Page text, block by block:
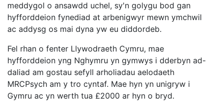
meddygol o ansawdd uchel, sy'n golygu bod gan
hyfforddeion fynediad at arbenigwyr mewn ymchwil
ac addysg os mai dyna yw eu diddordeb.
Fel rhan o fenter Llywodraeth Cymru, mae
hyfforddeion yng Nghymru yn gymwys i dderbyn ad-
daliad am gostau sefyll arholiadau aelodaeth
MRCPsych am y tro cyntaf. Mae hyn yn unigryw i
Gymru ac yn werth tua £2000 ar hyn o bryd.